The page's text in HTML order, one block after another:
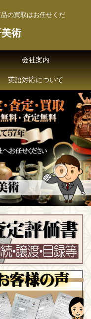
の買取はお任せくだ
術
会社案内
英語対応について